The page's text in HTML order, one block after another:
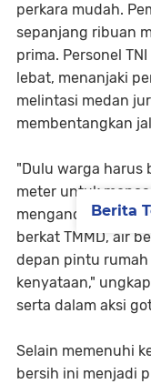
perkara mudah.
sepanjang ribuan
prima. Personel
lebat, menanjaki
melintasi medan
membentangkan
​"Dulu warga harus
meter untuk
mengandalkan air
berkat TMMD, air
depan pintu rumah
kenyataan,"
serta dalam aksi
​Selain memenuhi
bersih ini menjadi
Berita